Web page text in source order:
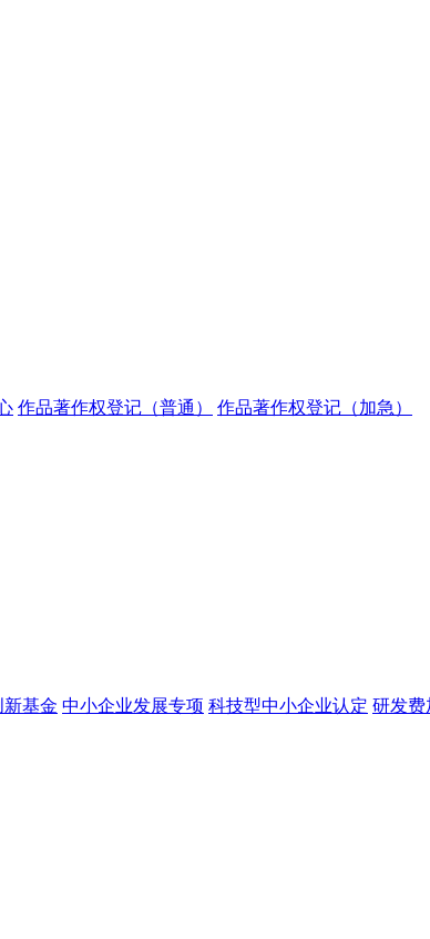
作品著作权登记（普通） 作品著作权登记（加急）
基金 中小企业发展专项 科技型中小企业认定 研发费